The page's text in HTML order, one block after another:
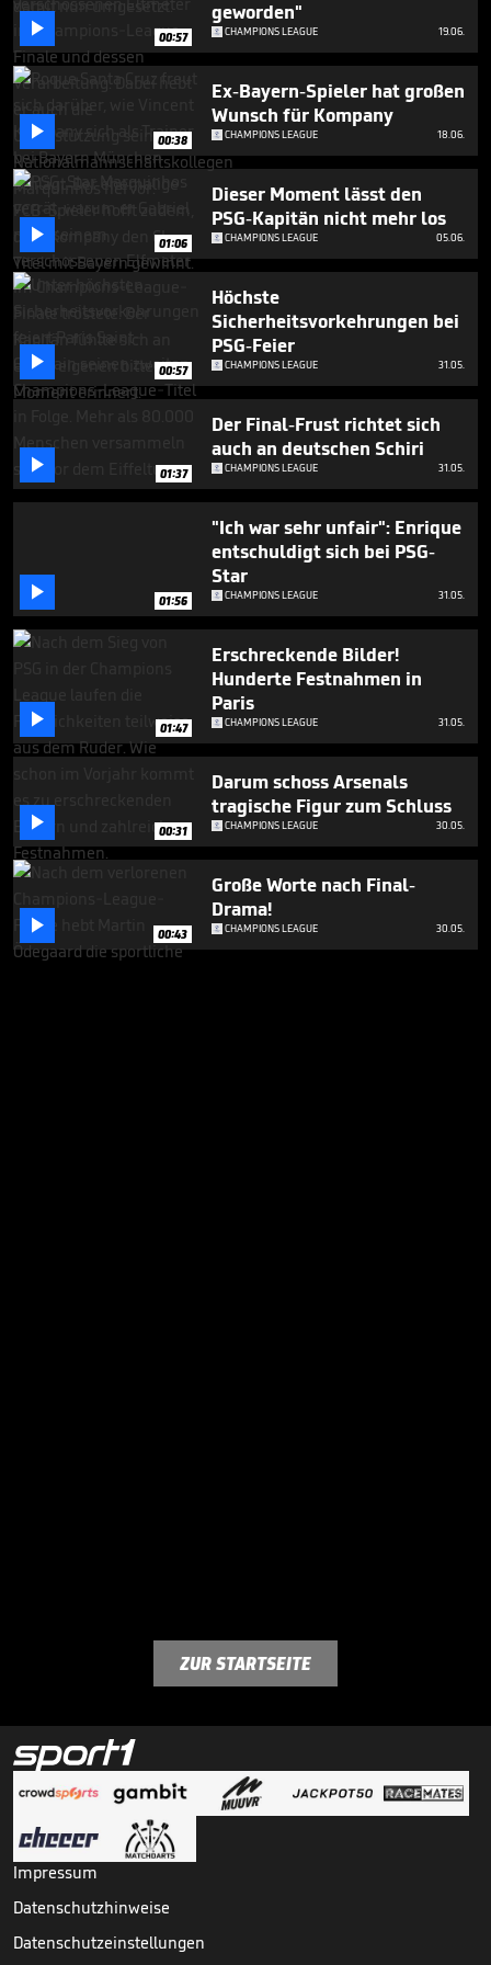
seconds
 00:57
geworden"
CHAMPIONS LEAGUE 19.06.
 00:38
Ex-Bayern-Spieler hat großen
Wunsch für Kompany
CHAMPIONS LEAGUE 18.06.
 01:06
Dieser Moment lässt den
PSG-Kapitän nicht mehr los
CHAMPIONS LEAGUE 05.06.
 00:57
Höchste
Sicherheitsvorkehrungen bei
PSG-Feier
CHAMPIONS LEAGUE 31.05.
 01:37
Der Final-Frust richtet sich
auch an deutschen Schiri
CHAMPIONS LEAGUE 31.05.
 01:56
"Ich war sehr unfair": Enrique
entschuldigt sich bei PSG-
Star
CHAMPIONS LEAGUE 31.05.
 01:47
Erschreckende Bilder!
Hunderte Festnahmen in
Paris
CHAMPIONS LEAGUE 31.05.
 00:31
Darum schoss Arsenals
tragische Figur zum Schluss
CHAMPIONS LEAGUE 30.05.
 00:43
Große Worte nach Final-
Drama!
CHAMPIONS LEAGUE 30.05.
ZUR STARTSEITE
Impressum
Datenschutzhinweise
Datenschutzeinstellungen